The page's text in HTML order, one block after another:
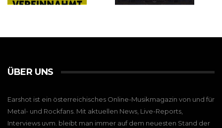
ÜBER UNS
Earshot ist ein österreichisches Online-Musikmagazin von und für
Metal- und Rockfans. Mit aktuellen News, Live-Reports,
Interviews uvm. bleibt man immer auf dem neuesten Stand der